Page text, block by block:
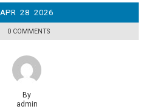
APR 28 2026
0 COMMENTS
By
admin